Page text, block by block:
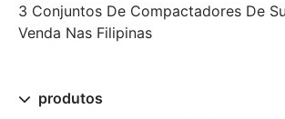
3 Conjuntos De Compactadores De
Venda Nas Filipinas
produtos